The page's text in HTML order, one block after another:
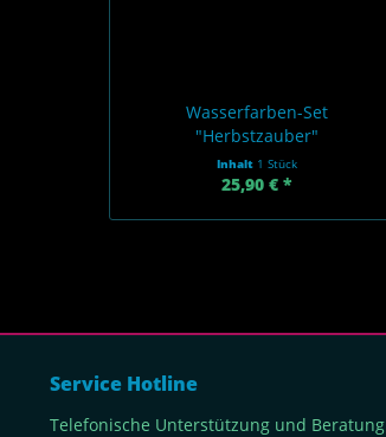
Wasserfarben-Set
"Herbstzauber"
Inhalt 1 Stück
25,90 € *
Service Hotline
Telefonische Unterstützung und Beratung